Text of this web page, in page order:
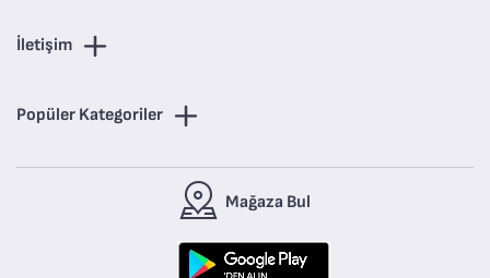
İletişim
Popüler Kategoriler
Mağaza Bul